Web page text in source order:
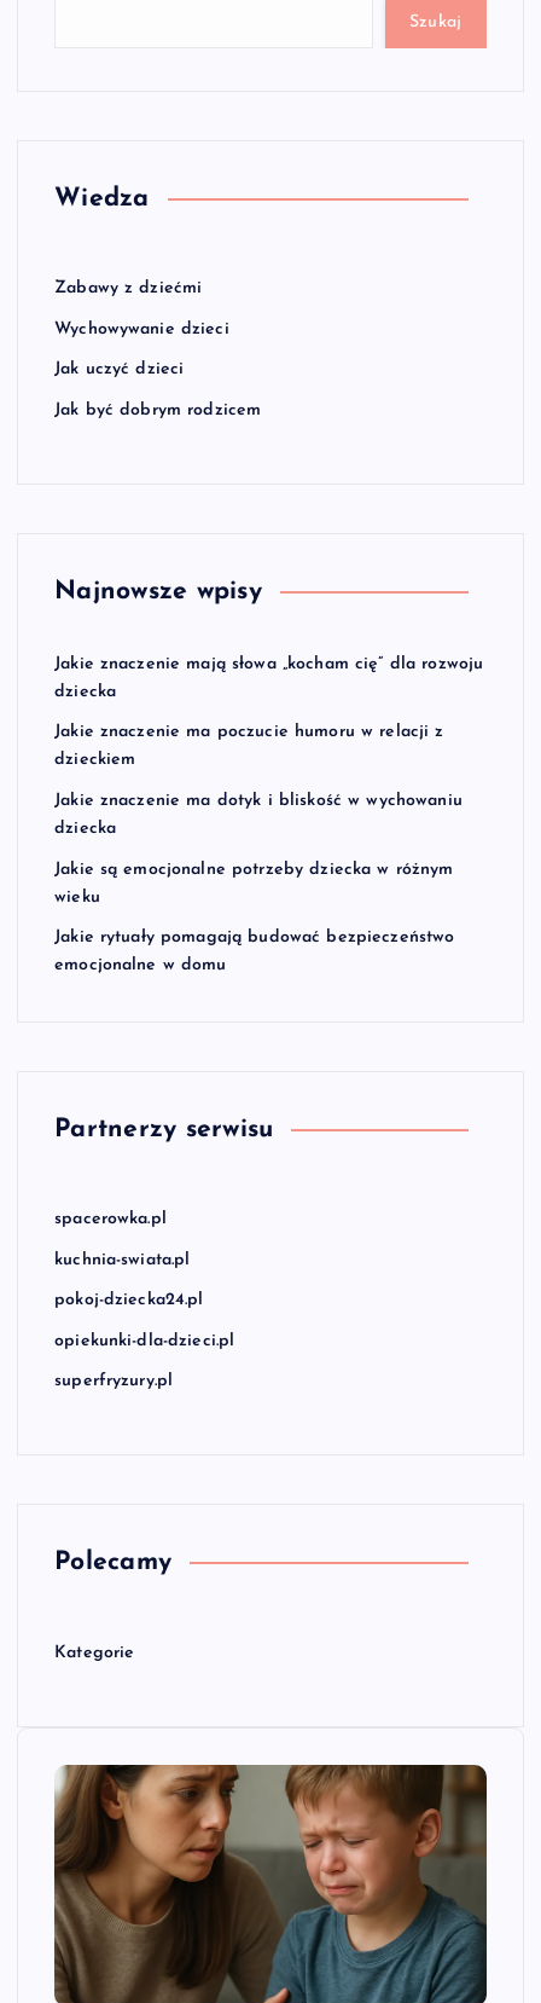
Szukaj
Wiedza
Zabawy z dziećmi
Wychowywanie dzieci
Jak uczyć dzieci
Jak być dobrym rodzicem
Najnowsze wpisy
Jakie znaczenie mają słowa „kocham cię” dla rozwoju
dziecka
Jakie znaczenie ma poczucie humoru w relacji z
dzieckiem
Jakie znaczenie ma dotyk i bliskość w wychowaniu
dziecka
Jakie są emocjonalne potrzeby dziecka w różnym
wieku
Jakie rytuały pomagają budować bezpieczeństwo
emocjonalne w domu
Partnerzy serwisu
spacerowka.pl
kuchnia-swiata.pl
pokoj-dziecka24.pl
opiekunki-dla-dzieci.pl
superfryzury.pl
Polecamy
Kategorie